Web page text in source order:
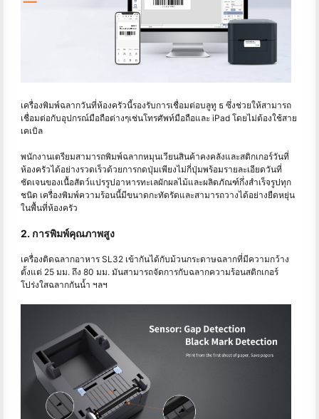
เครื่องพิมพ์ฉลากวันที่ห้องครัวนี้รองรับการเชื่อมต่อบลูทู ธ ซึ่งช่วยให้สามารถ
เชื่อมต่อกับอุปกรณ์มือถือต่างๆเช่นโทรศัพท์มือถือและ iPad โดยไม่ต้องใช้สาย
เคเบิล
พนักงานเตรียมสามารถพิมพ์ฉลากหมุนเวียนสินค้าคงคลังและสติกเกอร์วันที่
ห้องครัวได้อย่างรวดเร็วด้วยการกดปุ่มเพียงไม่กี่ปุ่มพร้อมรายละเอียดวันที่
ชัดเจนของเนื้อสัตว์แปรรูปอาหารทะเลผักผลไม้และผลิตภัณฑ์กึ่งสำเร็จรูปทุก
ชนิด เครื่องพิมพ์ความร้อนนี้มีขนาดกะทัดรัดและสามารถวางได้อย่างยืดหยุ่น
ในพื้นที่ห้องครัว
2. การพิมพ์คุณภาพสูง
เครื่องติดฉลากอาหาร SL32 เข้ากันได้กับม้วนกระดาษฉลากที่มีความกว้าง
ตั้งแต่ 25 มม. ถึง 80 มม. มันสามารถจัดการกับฉลากความร้อนสติกเกอร์
โปร่งใสฉลากกันน้ำ ฯลฯ